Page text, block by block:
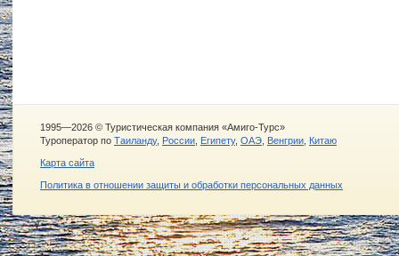
1995—2026 © Туристическая компания «Амиго-Турс»
Туроператор по Таиланду, России Египету, ОАЭ Венгрии Китаю
Карта сайта
Политика в отношении защиты и обработки персональных данных